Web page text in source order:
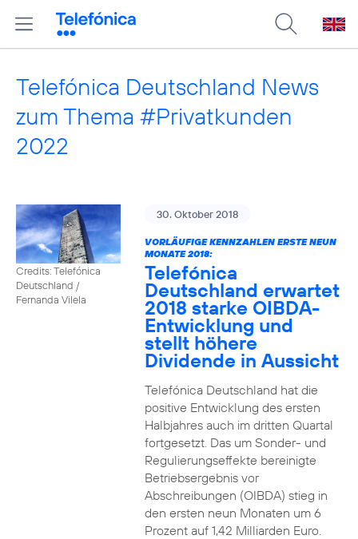
Telefónica Deutschland News
zum Thema #Privatkunden
2022
Credits: Telefónica
Deutschland /
Fernanda Vilela
30. Oktober 2018
VORLÄUFIGE KENNZAHLEN ERSTE NEUN
MONATE 2018:
Telefónica
Deutschland erwartet
2018 starke OIBDA-
Entwicklung und
stellt höhere
Dividende in Aussicht
Telefónica Deutschland hat die
positive Entwicklung des ersten
Halbjahres auch im dritten Quartal
fortgesetzt. Das um Sonder- und
Regulierungseffekte bereinigte
Betriebsergebnis vor
Abschreibungen (OIBDA) stieg in
den ersten neun Monaten um 6
Prozent auf 1,42 Milliarden Euro.